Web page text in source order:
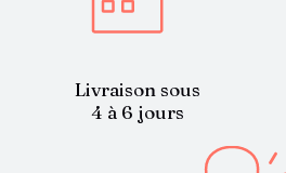
Livraison sous
4 à 6 jours